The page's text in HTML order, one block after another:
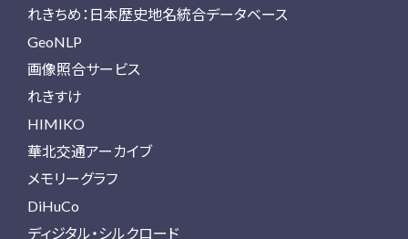
れきちめ：日本歴史地名統合データベース
GeoNLP
画像照合サービス
れきすけ
HIMIKO
華北交通アーカイブ
メモリーグラフ
DiHuCo
ディジタル・シルクロード